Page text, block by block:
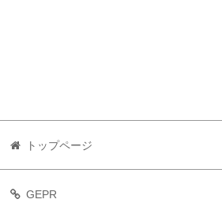
トップページ
GEPR